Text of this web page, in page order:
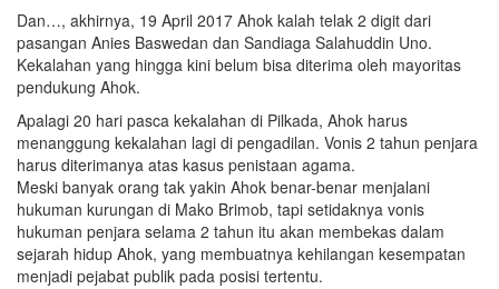
Dan…, akhirnya, 19 April 2017 Ahok kalah telak 2 digit dari
pasangan Anies Baswedan dan Sandiaga Salahuddin Uno.
Kekalahan yang hingga kini belum bisa diterima oleh mayoritas
pendukung Ahok.
Apalagi 20 hari pasca kekalahan di Pilkada, Ahok harus
menanggung kekalahan lagi di pengadilan. Vonis 2 tahun penjara
harus diterimanya atas kasus penistaan agama.
Meski banyak orang tak yakin Ahok benar-benar menjalani
hukuman kurungan di Mako Brimob, tapi setidaknya vonis
hukuman penjara selama 2 tahun itu akan membekas dalam
sejarah hidup Ahok, yang membuatnya kehilangan kesempatan
menjadi pejabat publik pada posisi tertentu.